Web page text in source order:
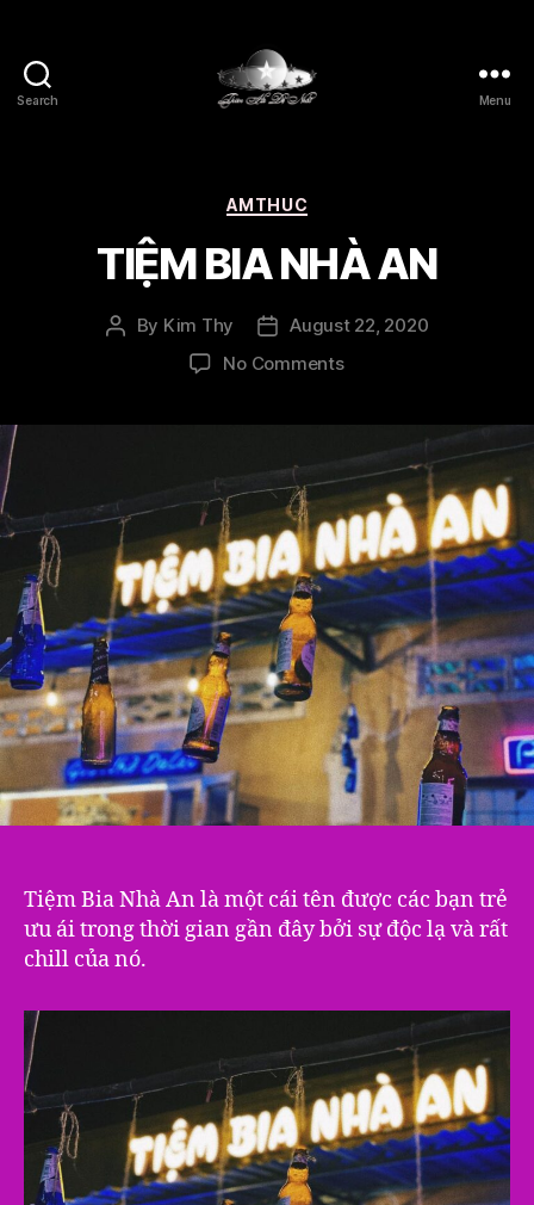
Search
Nhat
Menu
Categories
AMTHUC
TIỆM BIA NHÀ AN
Post
By Kim Thy
PostAugust 22, 2020
No Commentson
Tiệm Bia Nhà An là một cái tên được các bạn trẻ
ưu ái trong thời gian gần đây bởi sự độc lạ và rất
chill của nó.